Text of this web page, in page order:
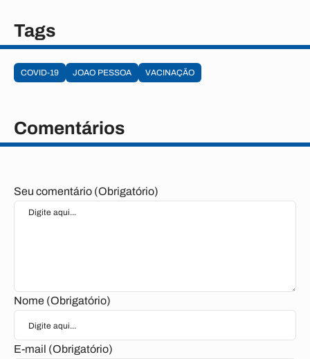
Tags
COVID-19 JOAO PESSOA VACINAÇÃO
Comentários
Seu comentário (Obrigatório)
Nome (Obrigatório)
E-mail (Obrigatório)